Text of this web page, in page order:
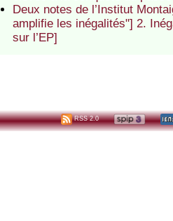
Deux notes de l’Institut
amplifie les inégalités"] 2.
sur l’EP]
RSS 2.0